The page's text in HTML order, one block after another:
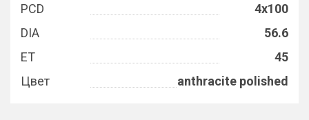
PCD
4x100
DIA
56.6
ET
45
Цвет
anthracite polished